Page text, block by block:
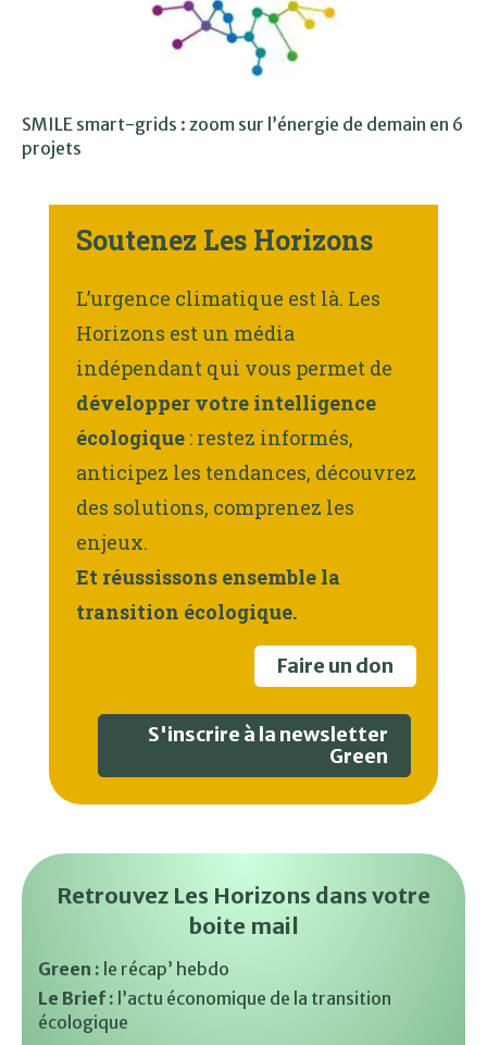
SMILE smart-grids : zoom sur l’énergie de demain en 6
projets
Soutenez Les Horizons
L’urgence climatique est là. Les
Horizons est un média
indépendant qui vous permet de
développer votre intelligence
écologique : restez informés,
anticipez les tendances, découvrez
des solutions, comprenez les
enjeux.
Et réussissons ensemble la
transition écologique.
Faire un don
S'inscrire à la newsletter
Green
Retrouvez Les Horizons dans votre
boite mail
Green : le récap’ hebdo
Le Brief : l’actu économique de la transition
écologique